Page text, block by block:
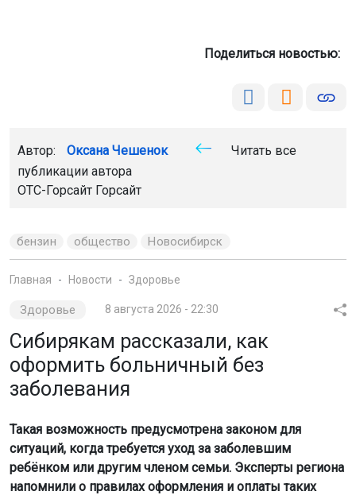
Поделиться новостью:
Автор: Оксана Чешенок
Читать все
публикации автора
ОТС-Горсайт Горсайт
бензин общество Новосибирск
Главная Новости Здоровье
Здоровье 8 августа 2026 - 22:30
Сибирякам рассказали, как
оформить больничный без
заболевания
Такая возможность предусмотрена законом для
ситуаций, когда требуется уход за заболевшим
ребёнком или другим членом семьи. Эксперты региона
напомнили о правилах оформления и оплаты таких